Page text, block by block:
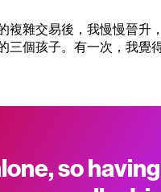
複雜交易後，我慢慢晉升
三個孩子。有一次，我覺
so